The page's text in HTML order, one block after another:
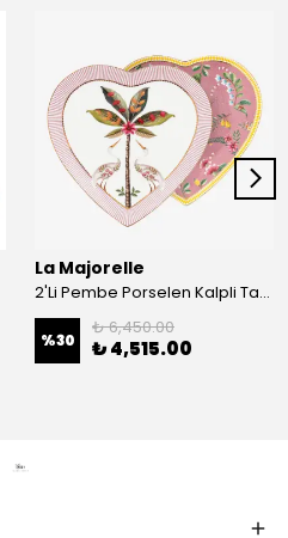
La Majorelle
2'Li Pembe Porselen Kalpli Tabak 21,5 Cm La Majorelle
%30
₺ 6,450.00
₺ 4,515.00